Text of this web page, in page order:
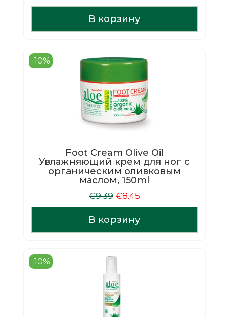
В корзину
-10%
Foot Cream Olive Oil
Увлажняющий крем для ног c
органическим оливковым
маслом, 150ml
€9.39 Первоначальная
цена
составляла
€9.39.
€8.45Текущая
цена:
€8.45.
В корзину
-10%